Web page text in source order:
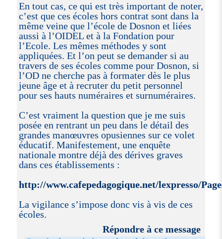
En tout cas, ce qui est très important de noter,
c’est que ces écoles hors contrat sont dans la
même veine que l’école de Dosnon et liées
aussi à l’OIDEL et à la Fondation pour
l’Ecole. Les mêmes méthodes y sont
appliquées. Et l’on peut se demander si au
travers de ses écoles comme pour Dosnon, si
l’OD ne cherche pas à formater dès le plus
jeune âge et à recruter du petit personnel
pour ses hauts numéraires et surnuméraires.
C’est vraiment la question que je me suis
posée en rentrant un peu dans le détail des
grandes manœuvres opusiennes sur ce volet
éducatif. Manifestement, une enquête
nationale montre déjà des dérives graves
dans ces établissements :
http://www.cafepedagogique.net/lexpresso/
La vigilance s’impose donc vis à vis de ces
écoles.
Répondre à ce message